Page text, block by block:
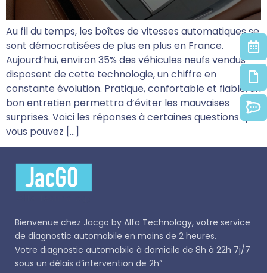
Au fil du temps, les boîtes de vitesses automatiques se
sont démocratisées de plus en plus en France.
Aujourd’hui, environ 35% des véhicules neufs vendus
disposent de cette technologie, un chiffre en
constante évolution. Pratique, confortable et fiable, un
bon entretien permettra d’éviter les mauvaises
surprises. Voici les réponses à certaines questions que
vous pouvez […]
Bienvenue chez Jacgo by Alfa Technology, votre service
de diagnostic automobile en moins de 2 heures.
Votre diagnostic automobile à domicile de 8h à 22h 7j/7
sous un délais d’intervention de 2h”